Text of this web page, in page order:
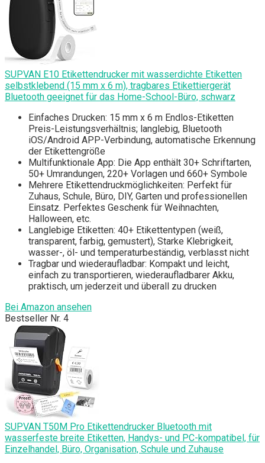
SUPVAN E10 Etikettendrucker mit wasserdichte Etiketten
selbstklebend (15 mm x 6 m), tragbares Etikettiergerät
Bluetooth geeignet für das Home-School-Büro, schwarz
Einfaches Drucken: 15 mm x 6 m Endlos-Etiketten
Preis-Leistungsverhältnis; langlebig, Bluetooth
iOS/Android APP-Verbindung, automatische Erkennung
der Etikettengröße
Multifunktionale App: Die App enthält 30+ Schriftarten,
50+ Umrandungen, 220+ Vorlagen und 660+ Symbole
Mehrere Etikettendruckmöglichkeiten: Perfekt für
Zuhaus, Schule, Büro, DIY, Garten und professionellen
Einsatz. Perfektes Geschenk für Weihnachten,
Halloween, etc.
Langlebige Etiketten: 40+ Etikettentypen (weiß,
transparent, farbig, gemustert), Starke Klebrigkeit,
wasser-, öl- und temperaturbeständig, verblasst nicht
Tragbar und wiederaufladbar: Kompakt und leicht,
einfach zu transportieren, wiederaufladbarer Akku,
praktisch, um jederzeit und überall zu drucken
Bei Amazon ansehen
Bestseller Nr. 4
SUPVAN T50M Pro Etikettendrucker Bluetooth mit
wasserfeste breite Etiketten, Handys- und PC-kompatibel, für
Einzelhandel, Büro, Organisation, Schule und Zuhause